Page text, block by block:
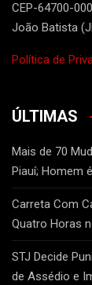
CEP-64700-
João Batista
Política de
ÚLTIMAS
Mais de 70
Piauí; Homem
Carreta Com
Quatro Horas
STJ Decide
de Assédio e